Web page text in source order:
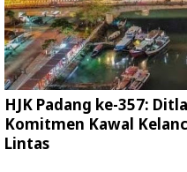
HJK Padang ke-357:
Komitmen Kawal
Lintas